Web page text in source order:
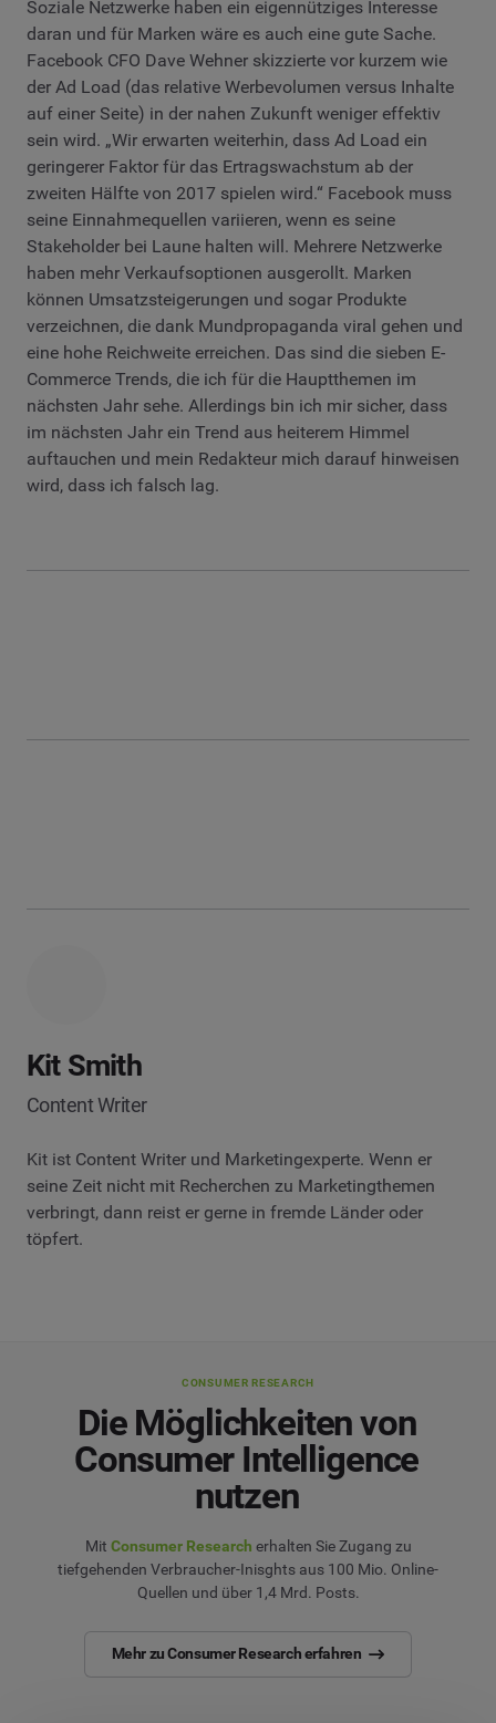
Soziale Netzwerke haben ein eigennütziges Interesse
daran und für Marken wäre es auch eine gute Sache.
Facebook CFO Dave Wehner skizzierte vor kurzem wie
der Ad Load (das relative Werbevolumen versus Inhalte
auf einer Seite) in der nahen Zukunft weniger effektiv
sein wird. „Wir erwarten weiterhin, dass Ad Load ein
geringerer Faktor für das Ertragswachstum ab der
zweiten Hälfte von 2017 spielen wird.“ Facebook muss
seine Einnahmequellen variieren, wenn es seine
Stakeholder bei Laune halten will. Mehrere Netzwerke
haben mehr Verkaufsoptionen ausgerollt. Marken
können Umsatzsteigerungen und sogar Produkte
verzeichnen, die dank Mundpropaganda viral gehen und
eine hohe Reichweite erreichen. Das sind die sieben E-
Commerce Trends, die ich für die Hauptthemen im
nächsten Jahr sehe. Allerdings bin ich mir sicher, dass
im nächsten Jahr ein Trend aus heiterem Himmel
auftauchen und mein Redakteur mich darauf hinweisen
wird, dass ich falsch lag.
Kit Smith
Content Writer
Kit ist Content Writer und Marketingexperte. Wenn er
seine Zeit nicht mit Recherchen zu Marketingthemen
verbringt, dann reist er gerne in fremde Länder oder
töpfert.
CONSUMER RESEARCH
Die Möglichkeiten von
Consumer Intelligence
nutzen
Mit Consumer Research erhalten Sie Zugang zu
tiefgehenden Verbraucher-Inisghts aus 100 Mio. Online-
Quellen und über 1,4 Mrd. Posts.
Mehr zu Consumer Research erfahren